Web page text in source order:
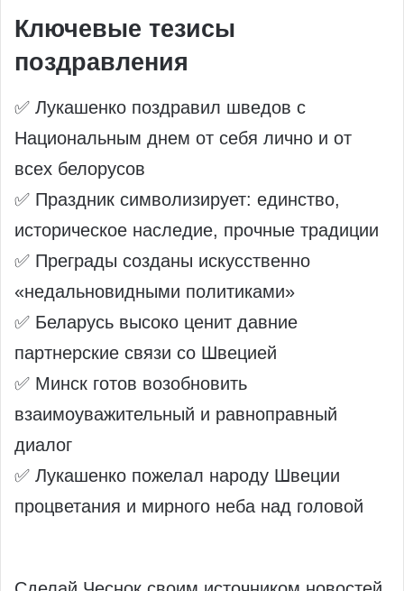
Ключевые тезисы
поздравления
✅ Лукашенко поздравил шведов с
Национальным днем от себя лично и от
всех белорусов
✅ Праздник символизирует: единство,
историческое наследие, прочные традиции
✅ Преграды созданы искусственно
«недальновидными политиками»
✅ Беларусь высоко ценит давние
партнерские связи со Швецией
✅ Минск готов возобновить
взаимоуважительный и равноправный
диалог
✅ Лукашенко пожелал народу Швеции
процветания и мирного неба над головой